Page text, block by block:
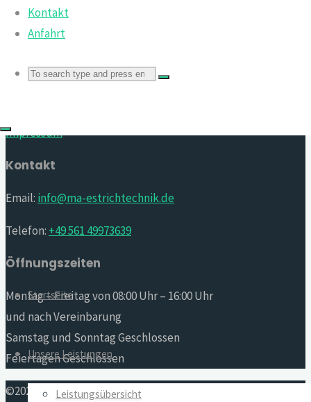
Kontakt
Anfahrt
Search
Search
Search
Startseite
Unsere Leistungen
Leistungsübersicht
M&A-Estrichtechnik GmbH
34117 Kassel
Impressum
Kontakt
Email: info@ma-estrichtechnik.de
Telefon: +49 561 49973639
Öffnungszeiten
Montag – Freitag von 08:00 Uhr – 16:00 Uhr
und nach Vereinbarung
Samstag und Sonntag Geschlossen
Feiertagen Geschlossen
©2020 M&A Estrichtechnik GmbH